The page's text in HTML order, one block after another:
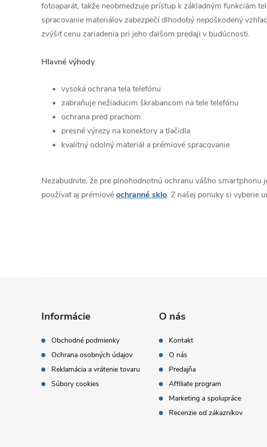
fotoaparát, takže neobmedzuje prístup k základným funkciám
spracovanie materiálov zabezpečí dlhodobý nepoškodený
zvýšiť cenu zariadenia pri jeho ďalšom predaji v budúcnosti.
Hlavné výhody
vysoká ochrana tela telefónu
zabraňuje nežiaducim škrabancom na tele telefónu
ochrana pred prachom
presné výrezy na konektory a tlačidla
kvalitný odolný materiál a prémiové spracovanie
Nezabudnite, že pre plnohodnotnú ochranu vášho smartphonu
používať aj prémiovéochranné sklo. Z našej ponuky si vyberie
Informácie
Obchodné podmienky
Ochrana osobných údajov
Reklamácia a vrátenie tovaru
Súbory cookies
O nás
Kontakt
O nás
Predajňa
Affiliate program
Marketing a spolupráce
Recenzie od zákazníkov